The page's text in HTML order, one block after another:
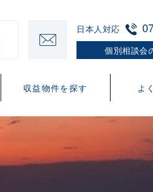
日本人対応
個別相談会
収益物件を探す よ